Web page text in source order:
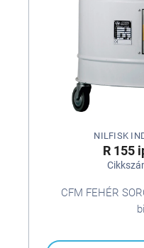
NILFISK
R 155
CFM FEHÉR